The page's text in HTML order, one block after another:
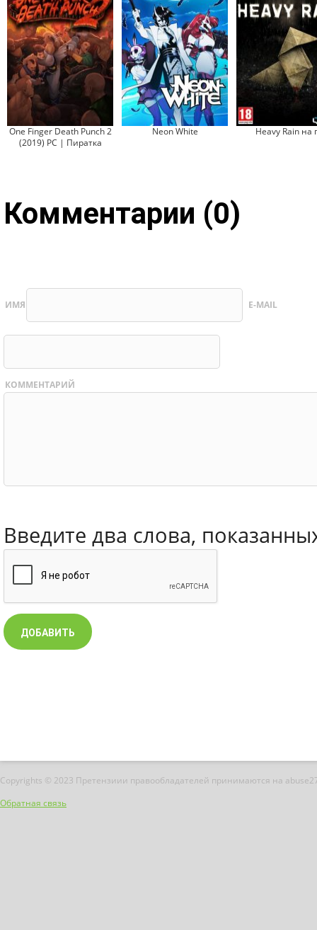
One Finger Death Punch 2
(2019) PC | Пиратка
Neon White Heavy Rain на
Комментарии (0)
ИМЯ E-MAIL
КОММЕНТАРИЙ
Введите два слова,
Copyrights © 2023 Претензиии правообладателей принимаются на
Обратная связь